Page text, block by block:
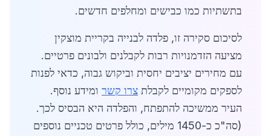
בתשתיות כמו כבישים ומחלפים חדשים.
לסיכום סקירה זו, פלדה לבנייה בקריית מוצקין
מציעה הזדמנויות רבות לקבלנים ולבונים פרטיים.
עם מחירים יציבים יחסית וביקוש גבוה, כדאי לפנות
לספקים מקומיים לקבלת צרו קשר ומידע נוסף.
העיר ממשיכה להתפתח, והפלדה היא הבסיס לכך.
(סה"כ כ-1450 מילים, כולל פרטים טכניים נוספים